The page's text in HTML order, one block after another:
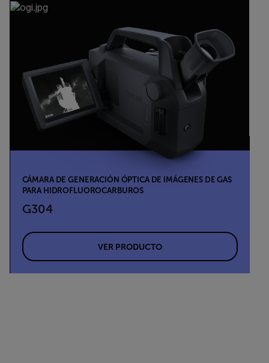
CÁMARA DE GENERACIÓN ÓPTICA DE IMÁGENES DE GAS
PARA HIDROFLUOROCARBUROS
G304
VER PRODUCTO